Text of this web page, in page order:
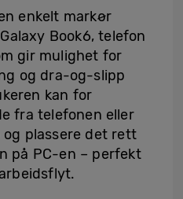
enkelt markør
Book6, telefon
gir mulighet for
og dra-og-slipp
kan for
fra telefonen eller
og plassere det rett
på PC-en – perfekt